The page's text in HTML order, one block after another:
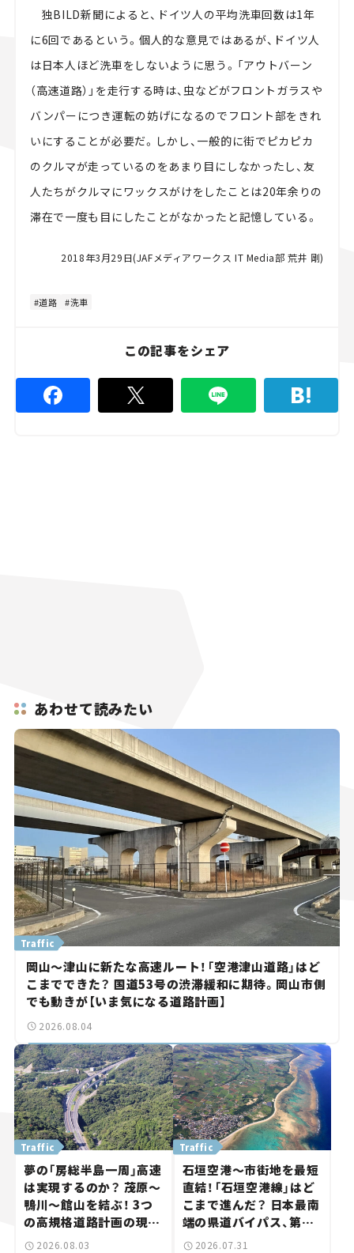
独BILD新聞によると、ドイツ人の平均洗車回数は1年
に6回であるという。個人的な意見ではあるが、ドイツ人
は日本人ほど洗車をしないように思う。「アウトバーン
（高速道路）」を走行する時は、虫などがフロントガラスや
バンパーにつき運転の妨げになるのでフロント部をきれ
いにすることが必要だ。しかし、一般的に街でピカピカ
のクルマが走っているのをあまり目にしなかったし、友
人たちがクルマにワックスがけをしたことは20年余りの
滞在で一度も目にしたことがなかったと記憶している。
2018年3月29日(JAFメディアワークス IT Media部 荒井 剛)
道路 洗車
この記事をシェア
あわせて読みたい
Traffic
岡山～津山に新たな高速ルート！「空港津山道路」はど
こまでできた？ 国道53号の渋滞緩和に期待。岡山市側
でも動きが【いま気になる道路計画】
2026.08.04
Traffic
夢の「房総半島一周」高速
は実現するのか？ 茂原～
鴨川～館山を結ぶ！ 3つ
の高規格道路計画の現
状。「館山鴨川道路」で検
2026.08.03
Traffic
石垣空港～市街地を最短
直結！「石垣空港線」はど
こまで進んだ？ 日本最南
端の県道バイパス、第2
工区も延伸開通 【いま気
2026.07.31